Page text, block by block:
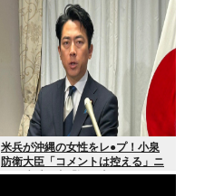
米兵が沖縄の女性をレ●プ！小泉
防衛大臣「コメントは控える」ニ
ュー速愛国者「辺野古！」